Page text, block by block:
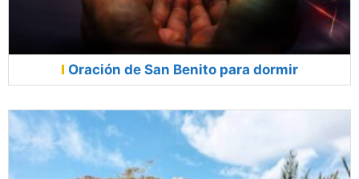
Oración de San Benito para dormir